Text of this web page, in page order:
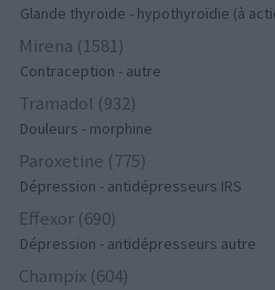
Glande thyroïde - hypothyroïdie (à
Mirena (1581)
Contraception - autre
Tramadol (932)
Douleurs - morphine
Paroxetine (775)
Dépression - antidépresseurs IRS
Effexor (690)
Dépression - antidépresseurs autre
Champix (604)